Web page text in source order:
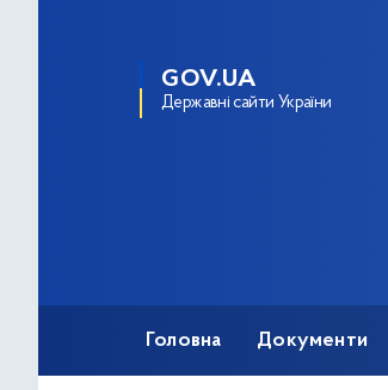
GOV.UA
Державні сайти України
Головна Документи